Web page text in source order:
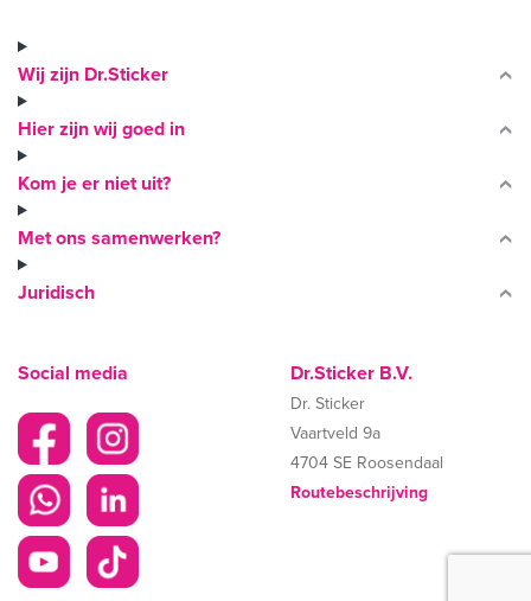
Wij zijn Dr.Sticker
Hier zijn wij goed in
Kom je er niet uit?
Met ons samenwerken?
Juridisch
Dr.Sticker B.V.
Dr. Sticker
Vaartveld 9a
4704 SE Roosendaal
Routebeschrijving
Social media